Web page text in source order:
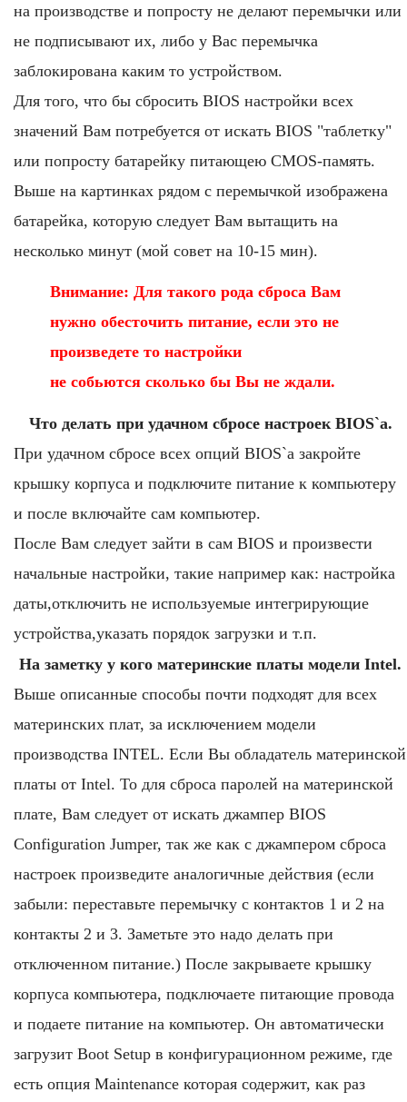
на производстве и попросту не делают перемычки или
не подписывают их, либо у Вас перемычка
заблокирована каким то устройством.
Для того, что бы сбросить BIOS настройки всех
значений Вам потребуется от искать BIOS "таблетку"
или попросту батарейку питающею CMOS-память.
Выше на картинках рядом с перемычкой изображена
батарейка, которую следует Вам вытащить на
несколько минут (мой совет на 10-15 мин).
Внимание: Для такого рода сброса Вам
нужно обесточить питание, если это не
произведете то настройки
не собьются сколько бы Вы не ждали.
Что делать при удачном сбросе настроек BIOS`а.
При удачном сбросе всех опций BIOS`а закройте
крышку корпуса и подключите питание к компьютеру
и после включайте сам компьютер.
После Вам следует зайти в сам BIOS и произвести
начальные настройки, такие например как: настройка
даты,отключить не используемые интегрирующие
устройства,указать порядок загрузки и т.п.
На заметку у кого материнские платы модели Intel.
Выше описанные способы почти подходят для всех
материнских плат, за исключением модели
производства INTEL. Если Вы обладатель материнской
платы от Intel. То для сброса паролей на материнской
плате, Вам следует от искать джампер BIOS
Configuration Jumper, так же как с джампером сброса
настроек произведите аналогичные действия (если
забыли: переставьте перемычку с контактов 1 и 2 на
контакты 2 и 3. Заметьте это надо делать при
отключенном питание.) После закрываете крышку
корпуса компьютера, подключаете питающие провода
и подаете питание на компьютер. Он автоматически
загрузит Boot Setup в конфигурационном режиме, где
есть опция Maintenance которая содержит, как раз